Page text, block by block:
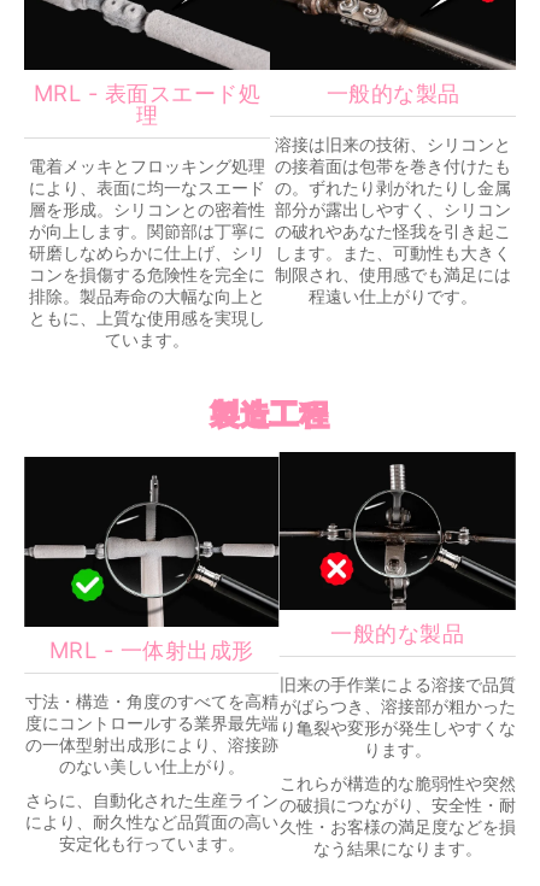
MRL - 表面スエード処
理
電着メッキとフロッキング処理
により、表面に均一なスエード
層を形成。シリコンとの密着性
が向上します。関節部は丁寧に
研磨しなめらかに仕上げ、シリ
コンを損傷する危険性を完全に
排除。製品寿命の大幅な向上と
ともに、上質な使用感を実現し
ています。
一般的な製品
溶接は旧来の技術、シリコンと
の接着面は包帯を巻き付けたも
の。ずれたり剥がれたりし金属
部分が露出しやすく、シリコン
の破れやあなた怪我を引き起こ
します。また、可動性も大きく
制限され、使用感でも満足には
程遠い仕上がりです。
製造工程
MRL - 一体射出成形
寸法・構造・角度のすべてを高精
度にコントロールする業界最先端
の一体型射出成形により、溶接跡
のない美しい仕上がり。
さらに、自動化された生産ライン
により、耐久性など品質面の高い
安定化も行っています。
一般的な製品
旧来の手作業による溶接で品質
がばらつき、溶接部が粗かった
り亀裂や変形が発生しやすくな
ります。
これらが構造的な脆弱性や突然
の破損につながり、安全性・耐
久性・お客様の満足度などを損
なう結果になります。